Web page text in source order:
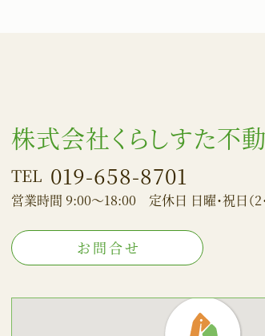
株式会社くらしすた不
TEL 019-658-8701
営業時間 9:00～18:00 定休日 日曜・祝日（
お問合せ